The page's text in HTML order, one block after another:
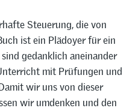
Steuerung, die von
ist ein Plädoyer für ein
gedanklich aneinander
mit Prüfungen und
wir uns von dieser
wir umdenken und den